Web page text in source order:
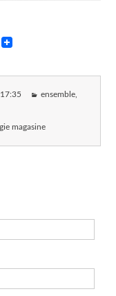
, 17:35 ensemble,
magasine